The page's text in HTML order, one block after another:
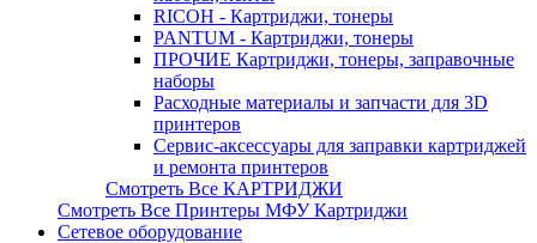
RICOH - Картриджи, тонеры
PANTUM - Картриджи, тонеры
ПРОЧИЕ Картриджи, тонеры, заправочные
наборы
Расходные материалы и запчасти для 3D
принтеров
Сервис-аксессуары для заправки картриджей
и ремонта принтеров
Смотреть Все КАРТРИДЖИ
Смотреть Все Принтеры МФУ Картриджи
Сетевое оборудование